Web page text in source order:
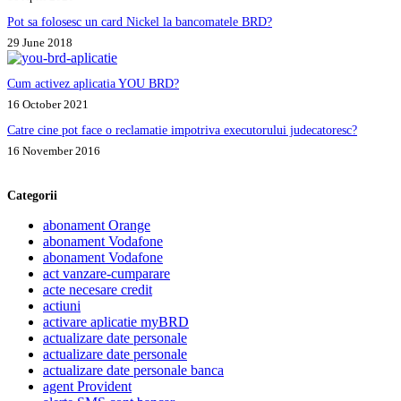
Pot sa folosesc un card Nickel la bancomatele BRD?
29 June 2018
Cum activez aplicatia YOU BRD?
16 October 2021
Catre cine pot face o reclamatie impotriva executorului judecatoresc?
16 November 2016
Categorii
abonament Orange
abonament Vodafone
abonament Vodafone
act vanzare-cumparare
acte necesare credit
actiuni
activare aplicatie myBRD
actualizare date personale
actualizare date personale
actualizare date personale banca
agent Provident